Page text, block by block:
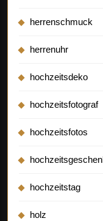
herrenschmuck
herrenuhr
hochzeitsdeko
hochzeitsfotograf
hochzeitsfotos
hochzeitstag
holz